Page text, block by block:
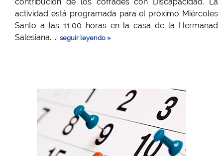
actividad está programada para el próximo Miércoles
Santo a las 11:00 horas en la casa de la Hermanad
Salesiana. ... seguir leyendo »